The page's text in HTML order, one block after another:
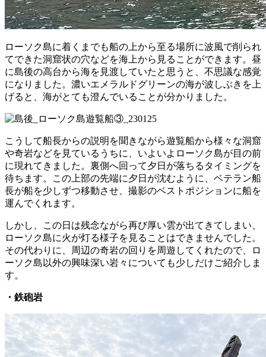
ローソク島に着くまでも船の上から至る場所に波風で削られ
てできた洞窟状の穴などを海上から見ることができます。昼
に島後の高台から海を見渡していたと思うと、不思議な感覚
になりました。濃いエメラルドグリーンの海が波しぶきを上
げると、海がとても澄んでいることが分かりました。
こうして船長からの説明を聞きながら遊覧船から様々な洞窟
や奇岩などを見ているうちに、いよいよローソク島が目の前
に現れてきました。裏側へ回って夕日が落ちるタイミングを
待ちます。この上部の先端に夕日が沈むように、ベテラン船
長が船を少しずつ移動させ、撮影のベストポジションに船を
運んでくれます。
しかし、この日は残念ながら再び厚い雲が出てきてしまい、
ローソク島に火が灯る様子を見ることはできませんでした。
その代わりに、周辺の奇岩の回りを周遊してくれたので、ロ
ーソク島以外の興味深い岩々についても少しだけご紹介しま
す。
・鉄砲岩